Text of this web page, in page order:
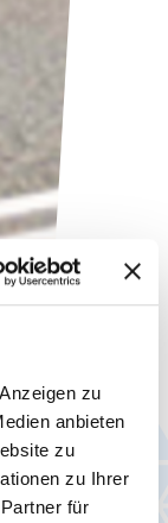
zu
anbieten
zu
zu Ihrer
für